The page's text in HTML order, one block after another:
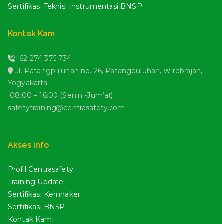
Sertifikasi Teknisi Instrumentasi BNSP
Kontak Kami
+62 274 375 734
Jl. Patangpuluhan no. 26, Patangpuluhan, Wirobrajan,
Yogyakarta
08:00 – 16:00 (Senin -Jum’at)
safetytraining@centrasafety.com
Akses info
Profil Centrasafety
Training Update
Sertifikasi Kemnaker
Sertifikasi BNSP
Kontak Kami